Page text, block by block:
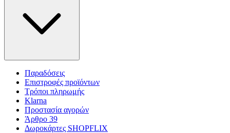
Παραδόσεις
Επιστροφές προϊόντων
Τρόποι πληρωμής
Klarna
Προστασία αγορών
Άρθρο 39
Δωροκάρτες SHOPFLIX